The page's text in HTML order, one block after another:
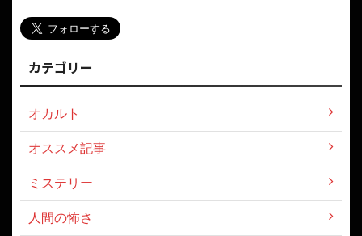
カテゴリー
オカルト
オススメ記事
ミステリー
人間の怖さ